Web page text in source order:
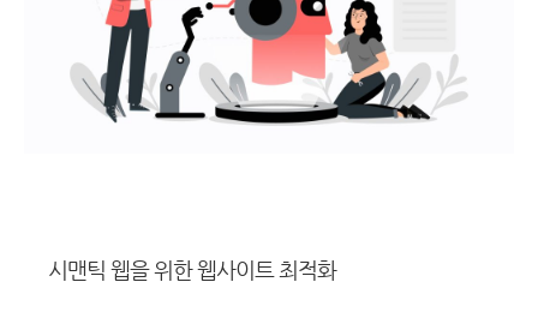
시맨틱 웹을 위한 웹사이트 최적화